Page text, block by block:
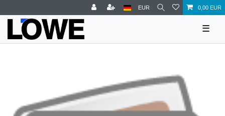
EUR 0,00 EUR
☰